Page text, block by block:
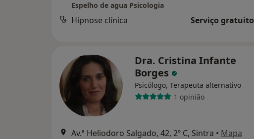
Espelho de agua Psicologia
Hipnose clínica Serviço gratuito
Dra. Cristina Infante
Borges
Psicólogo, Terapeuta alternativo
1 opinião
Av.ª Heliodoro Salgado, 42, 2º C, Sintra • Mapa